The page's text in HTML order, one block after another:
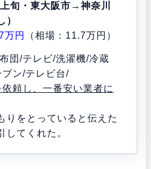
旬・東大阪市→神奈川
）
万円 （相場：11.7万円）
団/テレビ/洗濯機/冷蔵
ン/テレビ台/
頼し、一番安い業者に
りをとっていると伝えた
してくれた。